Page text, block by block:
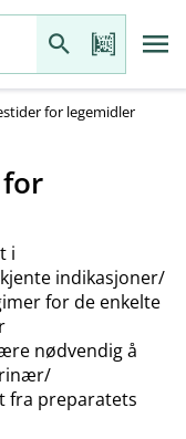
for legemidler
i
indikasjoner​/​
for de enkelte
nødvendig å
fra preparatets